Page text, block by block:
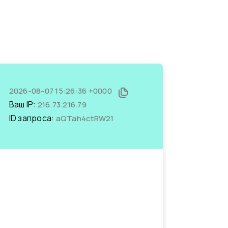
2026-08-07 15:26:36 +0000
Ваш IP: 216.73.216.79
ID запроса: aQTah4ctRW21